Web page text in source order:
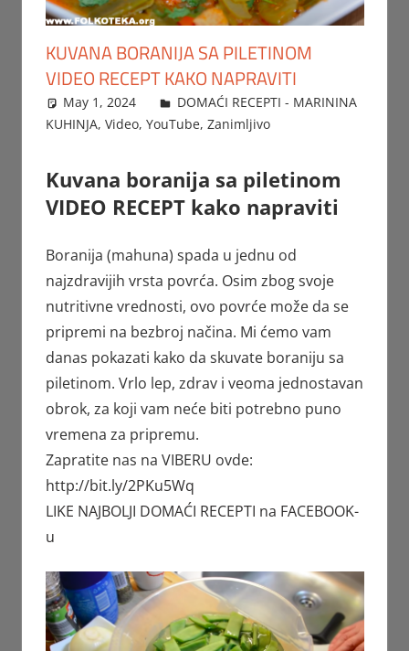
KUVANA BORANIJA SA PILETINOM
VIDEO RECEPT KAKO NAPRAVITI
May 1, 2024 FTorgAdmin
DOMAĆI RECEPTI - MARININA
KUHINJA, Video, YouTube, Zanimljivo
Kuvana boranija sa piletinom
VIDEO RECEPT kako napraviti
Boranija (mahuna) spada u jednu od
najzdravijih vrsta povrća. Osim zbog svoje
nutritivne vrednosti, ovo povrće može da se
pripremi na bezbroj načina. Mi ćemo vam
danas pokazati kako da skuvate boraniju sa
piletinom. Vrlo lep, zdrav i veoma jednostavan
obrok, za koji vam neće biti potrebno puno
vremena za pripremu.
Zapratite nas na VIBERU ovde:
http://bit.ly/2PKu5Wq
LIKE NAJBOLJI DOMAĆI RECEPTI na FACEBOOK-
u